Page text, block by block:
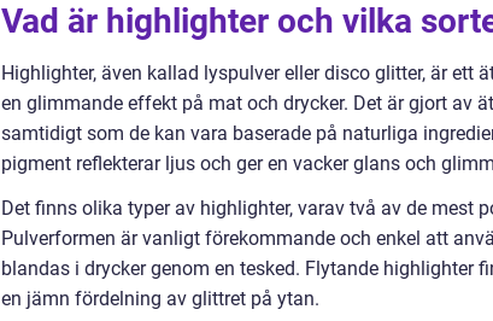
Vad är highlighter och vilka
Highlighter, även kallad lyspulver eller disco glitter, är ett
en glimmande effekt på mat och drycker. Det är gjort av
samtidigt som de kan vara baserade på naturliga
pigment reflekterar ljus och ger en vacker glans och
Det finns olika typer av highlighter, varav två av de mest
Pulverformen är vanligt förekommande och enkel att
blandas i drycker genom en tesked. Flytande highlighter
en jämn fördelning av glittret på ytan.